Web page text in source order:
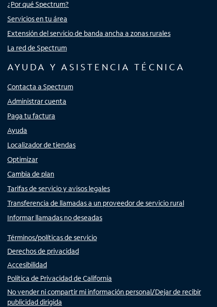
¿Por qué Spectrum?
Servicios en tu área
Extensión del servicio de banda ancha a zonas rurales
La red de Spectrum
AYUDA Y ASISTENCIA TÉCNICA
Contacta a Spectrum
Administrar cuenta
Paga tu factura
Ayuda
Localizador de tiendas
Optimizar
Cambia de plan
Tarifas de servicio y avisos legales
Transferencia de llamadas a un proveedor de servicio rural
Informar llamadas no deseadas
Términos/políticas de servicio
Derechos de privacidad
Accesibilidad
Política de Privacidad de California
No vender ni compartir mi información personal/Dejar de recibir
publicidad dirigida